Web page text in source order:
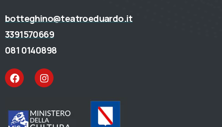
botteghino@teatroeduardo.it
3391570669
081 0140898